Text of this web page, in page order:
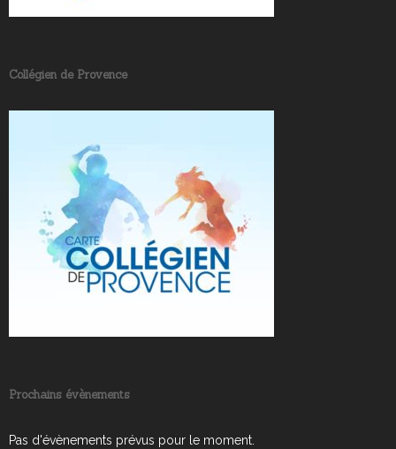
Collégien de Provence
Prochains évènements
Pas d'évènements prévus pour le moment.